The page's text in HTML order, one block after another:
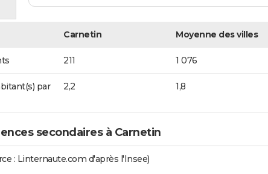
Carnetin Moyenne des villes
211 1 076
par
2,2 1,8
secondaires à Carnetin
: Linternaute.com d'après l'Insee)